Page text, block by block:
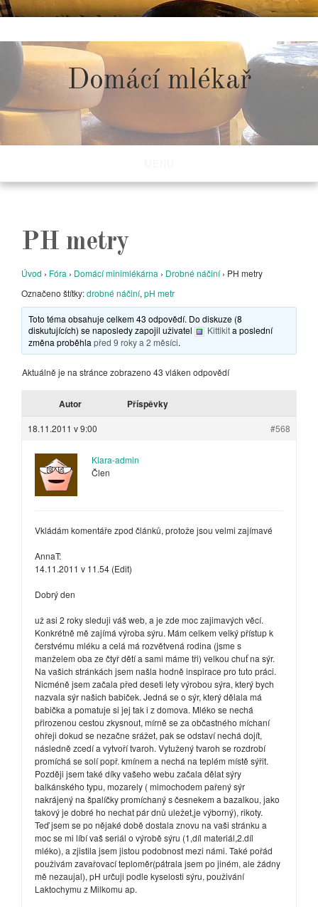
to
content
Domácí mlékař
PH metry
Úvod › Fóra › Domácí minimlékárna › Drobné náčiní › PH metry
Označeno štítky:drobné náčiní, pH metr
Toto téma obsahuje celkem 43 odpovědí. Do diskuze (8
diskutujících) se naposledy zapojil uživatel
Kittikita poslední
změna proběhlapřed 9 roky a 2 měsíci.
Aktuálně je na stránce zobrazeno 43 vláken odpovědí
Autor Příspěvky
18.11.2011 v 9:00 #568
Klara-admin
Člen
Vkládám komentáře zpod článků, protože jsou velmi zajímavé
AnnaT:
14.11.2011 v 11.54 (Edit)
Dobrý den
už asi 2 roky sleduji váš web, a je zde moc zajimavých věcí.
Konkrétně mě zajímá výroba sýru. Mám celkem velký přístup k
čerstvému mléku a celá má rozvětvená rodina (jsme s
manželem oba ze čtyř dětí a sami máme tři) velkou chuť na sýr.
Na vašich stránkách jsem našla hodně inspirace pro tuto práci.
Nicméně jsem začala před deseti lety výrobou sýra, který bych
nazvala sýr našich babiček. Jedná se o sýr, který dělala má
babička a pomatuje si jej tak i z domova. Mléko se nechá
přirozenou cestou zkysnout, mírně se za občastného míchaní
ohřeji dokud se nezačne srážet, pak se odstaví nechá dojít,
následně zcedí a vytvoří tvaroh. Vytužený tvaroh se rozdrobí
promíchá se solí popř. kmínem a nechá na teplém místě sýřit.
Později jsem také díky vašeho webu začala dělat sýry
balkánského typu, mozarely ( mimochodem pařený sýr
nakrájený na špalíčky promíchaný s česnekem a bazalkou, jako
takový je dobré ho nechat pár dnů uležet,je výborný), rikoty.
Teď jsem se po nějaké době dostala znovu na vaši stránku a
moc se mi líbí vaš seriál o výrobě sýru (1,díl materiál,2.díl
mléko), a zjistila jsem jistou podobnost mezi námi. Také pořád
použivám zavařovací teploměr(pátrala jsem po jiném, ale žádny
mě nezaujal), pH určuji podle kyselosti sýru, použivání
Laktochymu z Milkomu ap.